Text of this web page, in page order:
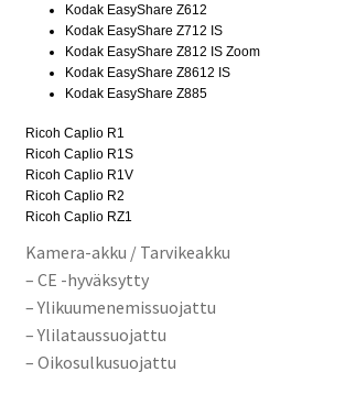
Kodak EasyShare Z612
Kodak EasyShare Z712 IS
Kodak EasyShare Z812 IS Zoom
Kodak EasyShare Z8612 IS
Kodak EasyShare Z885
Ricoh Caplio R1
Ricoh Caplio R1S
Ricoh Caplio R1V
Ricoh Caplio R2
Ricoh Caplio RZ1
Kamera-akku / Tarvikeakku
– CE -hyväksytty
– Ylikuumenemissuojattu
– Ylilataussuojattu
– Oikosulkusuojattu